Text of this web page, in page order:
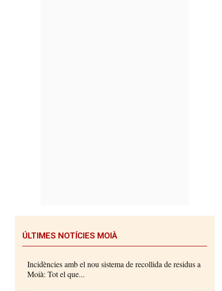
ÚLTIMES NOTÍCIES MOIÀ
Incidències amb el nou sistema de recollida de residus a
Moià: Tot el que...